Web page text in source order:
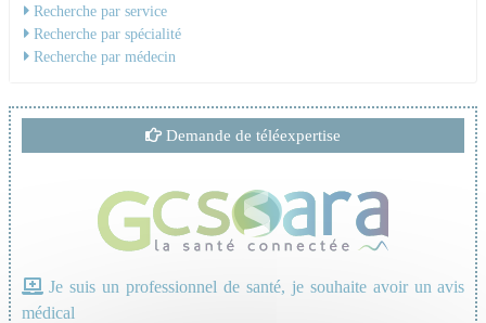
Recherche par service
Recherche par spécialité
Recherche par médecin
Demande de téléexpertise
Je suis un professionnel de santé, je souhaite avoir un avis
médical